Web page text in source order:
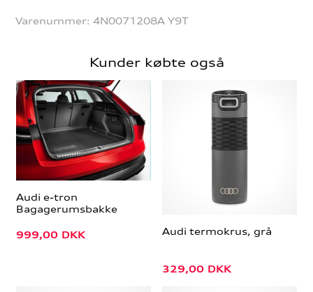
Varenummer:4N0071208A Y9T
Kunder købte også
Audi e-tron
Bagagerumsbakke
999,00 DKK Audi termokrus, grå
329,00 DKK